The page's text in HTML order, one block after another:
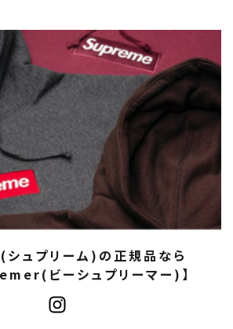
ュプリーム)の正規品なら
ビーシュプリーマー)】